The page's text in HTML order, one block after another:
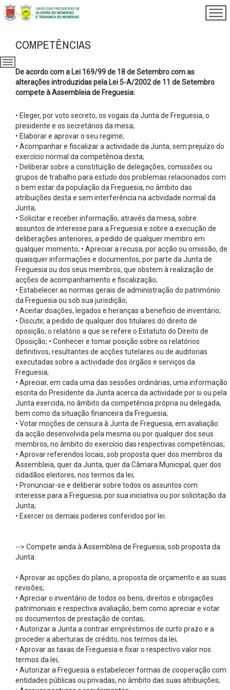
COMPETÊNCIAS
De acordo com a Lei 169/99 de 18 de Setembro com as
alterações introduzidas pela Lei 5-A/2002 de 11 de Setembro
compete à Assembleia de Freguesia:
• Eleger, por voto secreto, os vogais da Junta de Freguesia, o
presidente e os secretários da mesa;
• Elaborar e aprovar o seu regime;
• Acompanhar e fiscalizar a actividade da Junta, sem prejuízo do
exercício normal da competência desta;
• Deliberar sobre a constituição de delegações, comissões ou
grupos de trabalho para estudo dos problemas relacionados com
o bem estar da população da Freguesia, no âmbito das
atribuições desta e sem interferência na actividade normal da
Junta;
• Solicitar e receber informação, através da mesa, sobre
assuntos de interesse para a Freguesia e sobre a execução de
deliberações anteriores, a pedido de qualquer membro em
qualquer momento; • Apreciar a recusa, por acção ou omissão, de
quaisquer informações e documentos, por parte da Junta de
Freguesia ou dos seus membros, que obstem à realização de
acções de acompanhamento e fiscalização;
• Estabelecer as normas gerais de administração do património
da Freguesia ou sob sua jurisdição;
• Aceitar doações, legados e heranças a beneficio de inventário;
• Discutir, a pedido de qualquer dos titulares do direito de
oposição, o relatório a que se refere o Estatuto do Direito de
Oposição; • Conhecer e tomar posição sobre os relatórios
definitivos, resultantes de acções tutelares ou de auditorias
executadas sobre a actividade dos órgãos e serviços da
Freguesia;
• Apreciar, em cada uma das sessões ordinárias, uma informação
escrita do Presidente da Junta acerca da actividade por si ou pela
Junta exercida, no âmbito da competência própria ou delegada,
bem como da situação financeira da Freguesia;
• Votar moções de censura à Junta de Freguesia, em avaliação
da acção desenvolvida pela mesma ou por qualquer dos seus
membros, no âmbito do exercício das respectivas competências;
• Aprovar referendos locais, sob proposta quer dos membros da
Assembleia, quer da Junta, quer da Câmara Municipal, quer dos
cidadãos eleitores, nos termos da lei;
• Pronunciar-se e deliberar sobre todos os assuntos com
interesse para a Freguesia, por sua iniciativa ou por solicitação da
Junta;
• Exercer os demais poderes conferidos por lei.
--> Compete ainda à Assembleia de Freguesia, sob proposta da
Junta:
• Aprovar as opções do plano, a proposta de orçamento e as suas
revisões;
• Apreciar o inventário de todos os bens, direitos e obrigações
patrimoniais e respectiva avaliação, bem como apreciar e votar
os documentos de prestação de contas;
• Autorizar a Junta a contrair empréstimos de curto prazo e a
proceder a aberturas de crédito, nos termos da lei;
• Aprovar as taxas de Freguesia e fixar o respectivo valor nos
termos da lei;
• Autorizar a Freguesia a estabelecer formas de cooperação com
entidades públicas ou privadas, no âmbito das suas atribuições;